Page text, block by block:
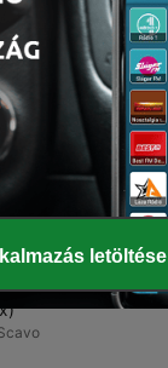
IS THE LIFE)
Remix) letöltése